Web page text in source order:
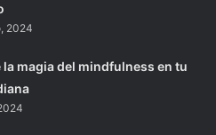
2024
la magia del mindfulness en tu